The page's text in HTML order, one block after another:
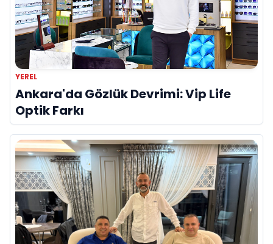
YEREL
Ankara'da Gözlük Devrimi: Vip Life
Optik Farkı